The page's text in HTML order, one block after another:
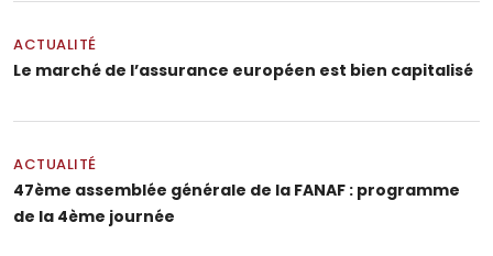
ACTUALITÉ
Le marché de l’assurance européen est bien capitalisé
ACTUALITÉ
47ème assemblée générale de la FANAF : programme
de la 4ème journée